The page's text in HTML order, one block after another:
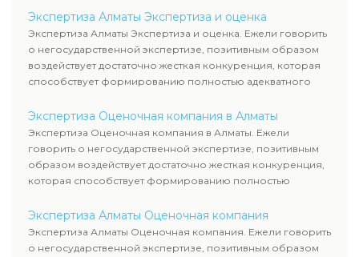
Экспертиза Алматы Экспертиза и оценка
Экспертиза Алматы Экспертиза и оценка. Ежели говорить
о негосударственной экспертизе, позитивным образом
воздействует достаточно жесткая конкуренция, которая
способствует формированию полностью адекватного
Экспертиза Оценочная компания в Алматы
Экспертиза Оценочная компания в Алматы. Ежели
говорить о негосударственной экспертизе, позитивным
образом воздействует достаточно жесткая конкуренция,
которая способствует формированию полностью
Экспертиза Алматы Оценочная компания
Экспертиза Алматы Оценочная компания. Ежели говорить
о негосударственной экспертизе, позитивным образом